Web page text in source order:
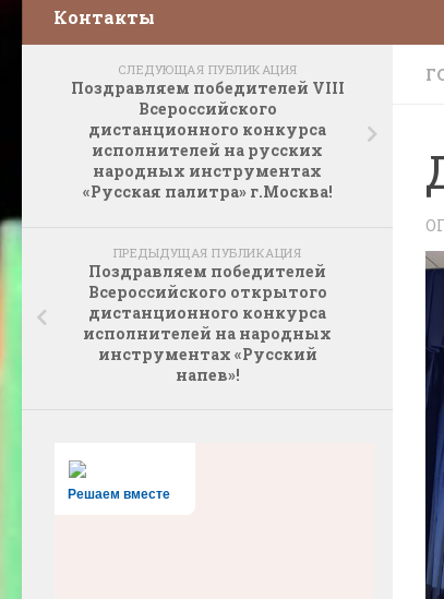
Контакты
СЛЕДУЮЩАЯ ПУБЛИКАЦИЯ
Поздравляем победителей VIII
Всероссийского
дистанционного конкурса
исполнителей на русских
народных инструментах
«Русская палитра» г.Москва!
ПРЕДЫДУЩАЯ ПУБЛИКАЦИЯ
Поздравляем победителей
Всероссийского открытого
дистанционного конкурса
исполнителей на народных
инструментах «Русский
напев»!
Решаем вместе